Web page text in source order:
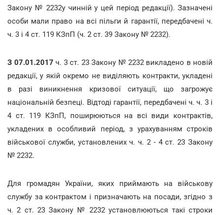
Закону № 2232у чинній у цей період редакції). Зазначені
особи мали право на всі пільги й гарантії, передбачені ч.
ч. 3 і 4 ст. 119 КЗпП (ч. 2 ст. 39 Закону № 2232).
З 07.01.2017 ч. 3 ст. 23 Закону № 2232 викладено в новій
редакції, у якій окремо не виділяють контракти, укладені
в разі виникнення кризової ситуації, що загрожує
національній безпеці. Відтоді гарантії, передбачені ч. ч. 3 і
4 ст. 119 КЗпП, поширюються на всі види контрактів,
укладених в особливий період, з урахуванням строків
військової служби, установлених ч. ч. 2 - 4 ст. 23 Закону
№ 2232.
Для громадян України, яких приймають на військову
службу за контрактом і призначають на посади, згідно з
ч. 2 ст. 23 Закону № 2232 установлюються такі строки